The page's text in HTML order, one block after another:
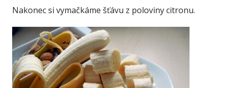
Nakonec si vymačkáme šťávu z poloviny citronu.